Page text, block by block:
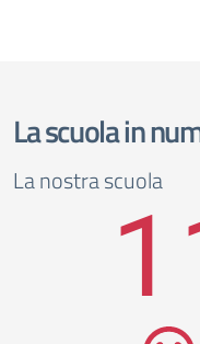
La scuola in
La nostra scuola